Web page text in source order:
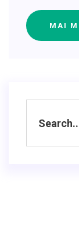
MAI